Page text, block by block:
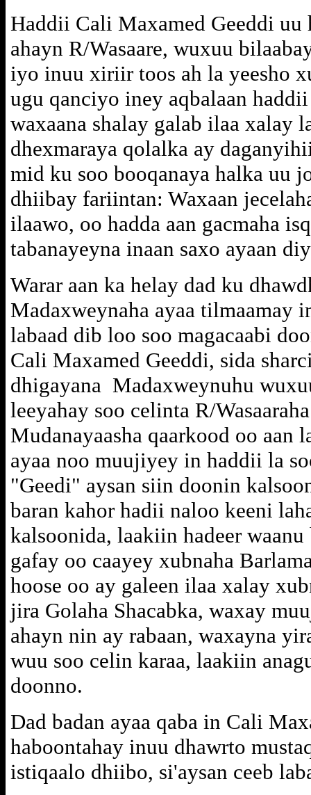
Haddii Cali Maxamed Geeddi uu
ahayn R/Wasaare, wuxuu
iyo inuu xiriir toos ah la yeesho
ugu qanciyo iney aqbalaan
waxaana shalay galab ilaa xalay
dhexmaraya qolalka ay
mid ku soo booqanaya halka uu
dhiibay fariintan: Waxaan
ilaawo, oo hadda aan gacmaha
tabanayeyna inaan saxo ayaan
Warar aan ka helay dad ku
Madaxweynaha ayaa tilmaamay
labaad dib loo soo magacaabi
Cali Maxamed Geeddi, sida
dhigayana Madaxweynuhu
leeyahay soo celinta R/
Mudanayaasha qaarkood oo aan
ayaa noo muujiyey in haddii la
"Geedi" aysan siin doonin
baran kahor hadii naloo keeni
kalsoonida, laakiin hadeer
gafay oo caayey xubnaha
hoose oo ay galeen ilaa xalay
jira Golaha Shacabka, waxay
ahayn nin ay rabaan, waxayna
wuu soo celin karaa, laakiin
doonno.
Dad badan ayaa qaba in Cali
haboontahay inuu dhawrto
istiqaalo dhiibo, si'aysan ceeb